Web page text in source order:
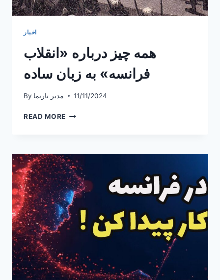
اخبار
همه چیز درباره «انقلاب
فرانسه» به زبان ساده
By مدیر تارنما 11/11/2024
READ MORE همه
فرانسه»
به
زبان
ساده